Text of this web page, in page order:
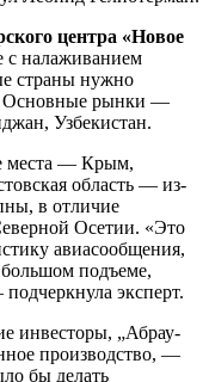
центра «Новое
с налаживанием
страны нужно
Основные рынки —
Узбекистан.
места — Крым,
область — из-
в отличие
Осетии. «Это
авиасообщения,
подъеме,
эксперт.
инвесторы, „Абрау-
производство, —
бы делать